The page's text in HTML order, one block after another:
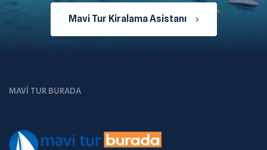
Mavi Tur Kiralama Asistanı
MAVI TUR BURADA